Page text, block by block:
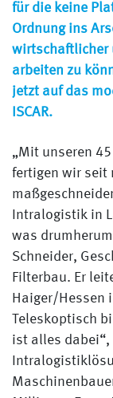
für die keine
Ordnung ins
wirtschaftlicher
arbeiten zu
jetzt auf das
ISCAR.
„Mit unseren
fertigen wir seit
Intralogistik in
was
Schneider,
Filterbau. Er
Haiger/Hessen
Teleskoptisch
ist alles dabei“,